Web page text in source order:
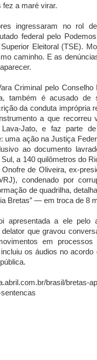
a maré virar.
ingressaram no rol
federal pelo
Eleitoral (TSE).
caminho. E as
Criminal pelo
também é acusado de
da conduta imprópria
a que recorreu
Jato, e faz parte
uma ação na Justiça
ao documento
a 140 quilômetros do
de Oliveira, ex-
RJ), condenado por
de quadrilha,
Bretas” — em troca de 8
apresentada a ele pelo
que gravou
em processos
os áudios no acordo
brasil/bretas-